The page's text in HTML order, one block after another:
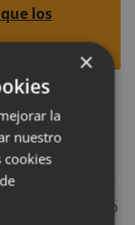
los
con las que
profundizará
vida más
encuentres las
dar un paso
×
la
nuestro
cookies